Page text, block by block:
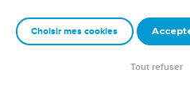
choses confiance en vous.
1978, avec autorisation. Pour vous
Choisir mes cookies
Tout refuser